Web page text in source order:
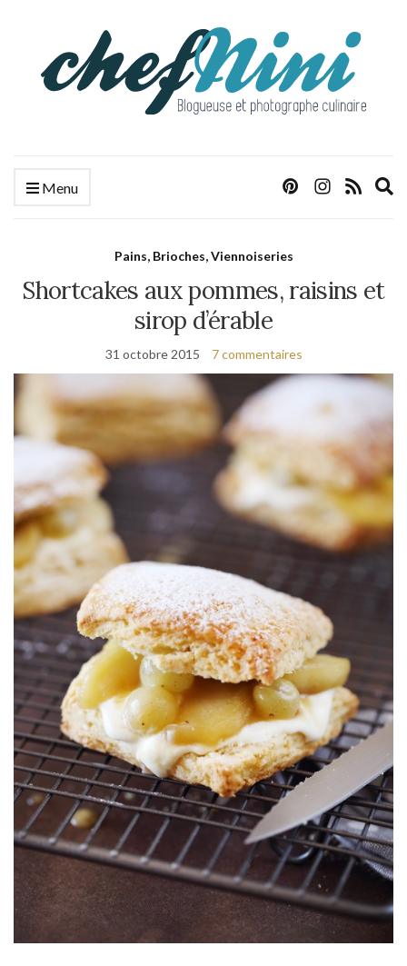
Menu
Pains, Brioches, Viennoiseries
Shortcakes aux pommes, raisins et
sirop d’érable
31 octobre 2015 7 commentaires